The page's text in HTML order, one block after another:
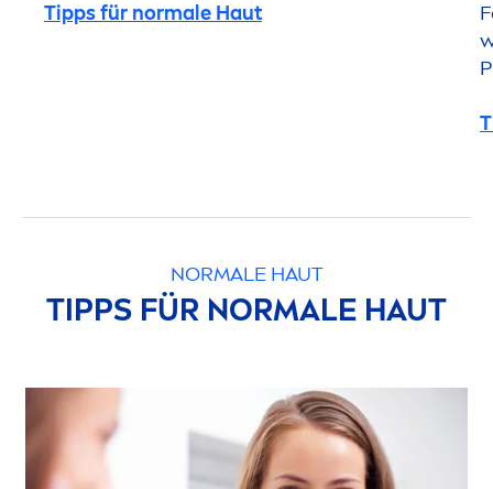
Tipps für normale Haut
NORMALE HAUT
TIPPS FÜR NORMALE HAUT